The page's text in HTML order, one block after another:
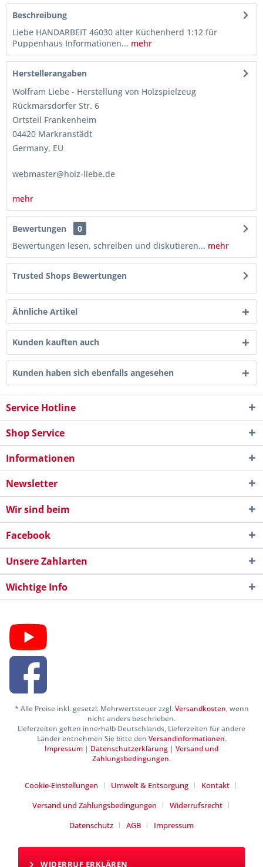
Beschreibung
Liebe HANDARBEIT 46030 alter Küchenherd 1:12 für
Puppenhaus Informationen... mehr
Herstellerangaben
Wolfram Liebe - Herstellung von Holzspielzeug
Rückmarsdorfer Str. 6
Ortsteil Frankenheim
04420 Markranstädt
Germany, EU
webmaster@holz-liebe.de
mehr
Bewertungen
0
Bewertungen lesen, schreiben und diskutieren... mehr
Trusted Shops Bewertungen
Ähnliche Artikel
Kunden kauften auch
Kunden haben sich ebenfalls angesehen
Service Hotline
Shop Service
Informationen
Newsletter
Wir sind beim
Facebook
Unsere Zahlarten
Wichtige Info
* Alle Preise inkl. gesetzl. Mehrwertsteuer zzgl.Versandkosten, wenn
nicht anders beschrieben.
Lieferzeiten gelten innerhalb Deutschlands, Lieferzeiten für andere
Länder entnehmen Sie bitte den Versandinformationen.
Impressum | Datenschutzerklärung | Versand und
Zahlungsbedingungen.
Cookie-Einstellungen Umwelt & Entsorgung
Kontakt
Versand und Zahlungsbedingungen
Widerrufsrecht
Datenschutz
AGB Impressum
WIDERRUF ERKLÄREN